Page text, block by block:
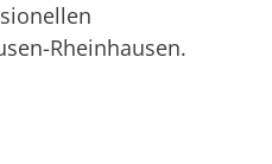
Rheinhausen.